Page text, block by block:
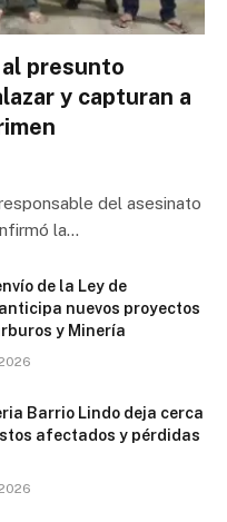
presunto
y capturan a
del asesinato
la…
de la Ley de
nuevos proyectos
y Minería
Barrio Lindo deja cerca
afectados y pérdidas